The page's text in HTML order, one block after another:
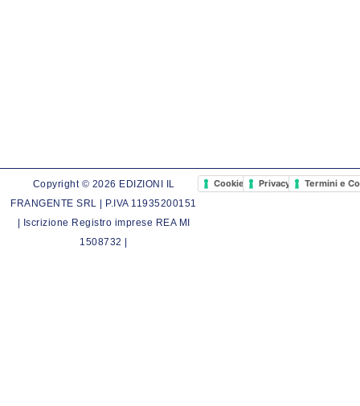
Copyright © 2026 EDIZIONI IL
FRANGENTE SRL | P.IVA 11935200151
| Iscrizione Registro imprese REA MI
1508732 |
Cookie PolicyPrivacy PolicyTermini e